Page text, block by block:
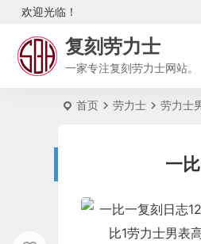
欢迎光临！
复刻劳力士
一家专注复刻劳力士网站。
首页 劳力士 劳力士
一